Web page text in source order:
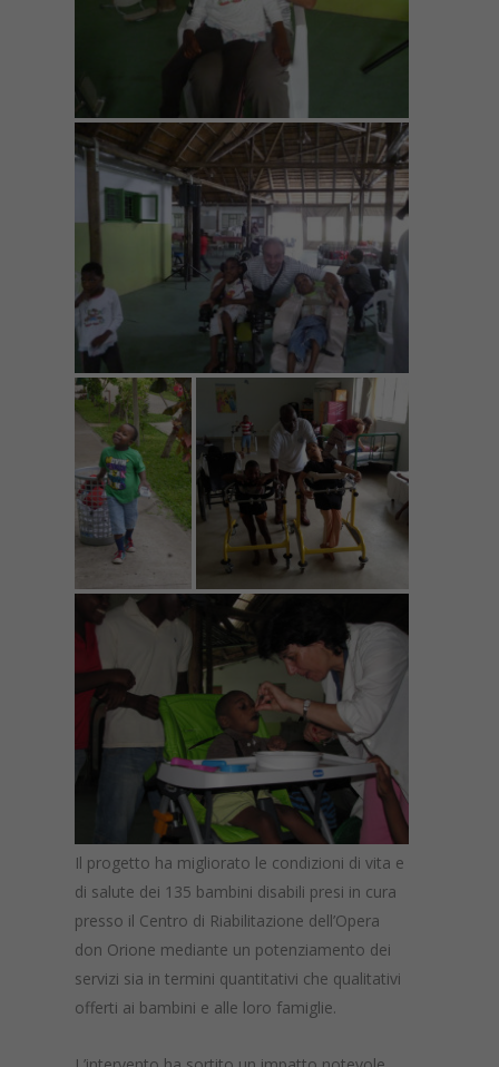
Il progetto ha migliorato le condizioni di vita e
di salute dei 135 bambini disabili presi in cura
presso il Centro di Riabilitazione dell’Opera
don Orione mediante un potenziamento dei
servizi sia in termini quantitativi che qualitativi
offerti ai bambini e alle loro famiglie.